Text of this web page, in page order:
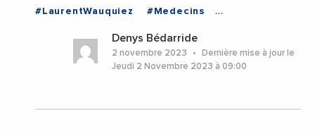
#LaurentWauquiez
#Medecins
#AuvergneRhoneAlpes
#Drome
Denys Bédarride
2 novembre 2023
Dernière mise à jour le
Jeudi 2 Novembre 2023 à 09:00